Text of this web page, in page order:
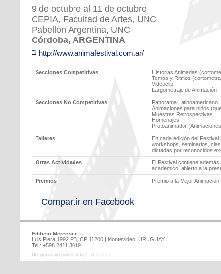
9 de octubre al 11 de octubre
CEPIA, Facultad de Artes, UNC
Pabellón Argentina, UNC
Córdoba, ARGENTINA
http://www.animafestival.com.ar/
Secciones Competitivas
Historias Animadas
Temas y Ritmos
Videoclip
Largometraje de Animación
Secciones No Competitivas
Panorama Latinoamericano
Animaciones para niños
Muestras Retrospectivas
Homenajes
Protoanimador
Talleres
En cada edición del
workshops, seminarios,
dictadas por reconocidos
Otras Actividades
El Festival contiene
académico, abierto a la
Premios Premio a la Mejor
Compartir en Facebook
Edificio Mercosur
Luis Piera 1992 PB, CP 11200 | Montevideo, URUGUAY
Tel.: +598 2411 3019
Designed and powered by C R U D O